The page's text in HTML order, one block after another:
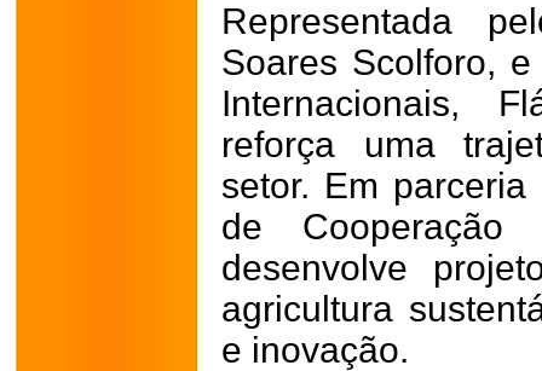
Representada
Soares Scolforo,
Internacionais,
reforça uma
setor. Em
de Cooperação
desenvolve
agricultura
e inovação.